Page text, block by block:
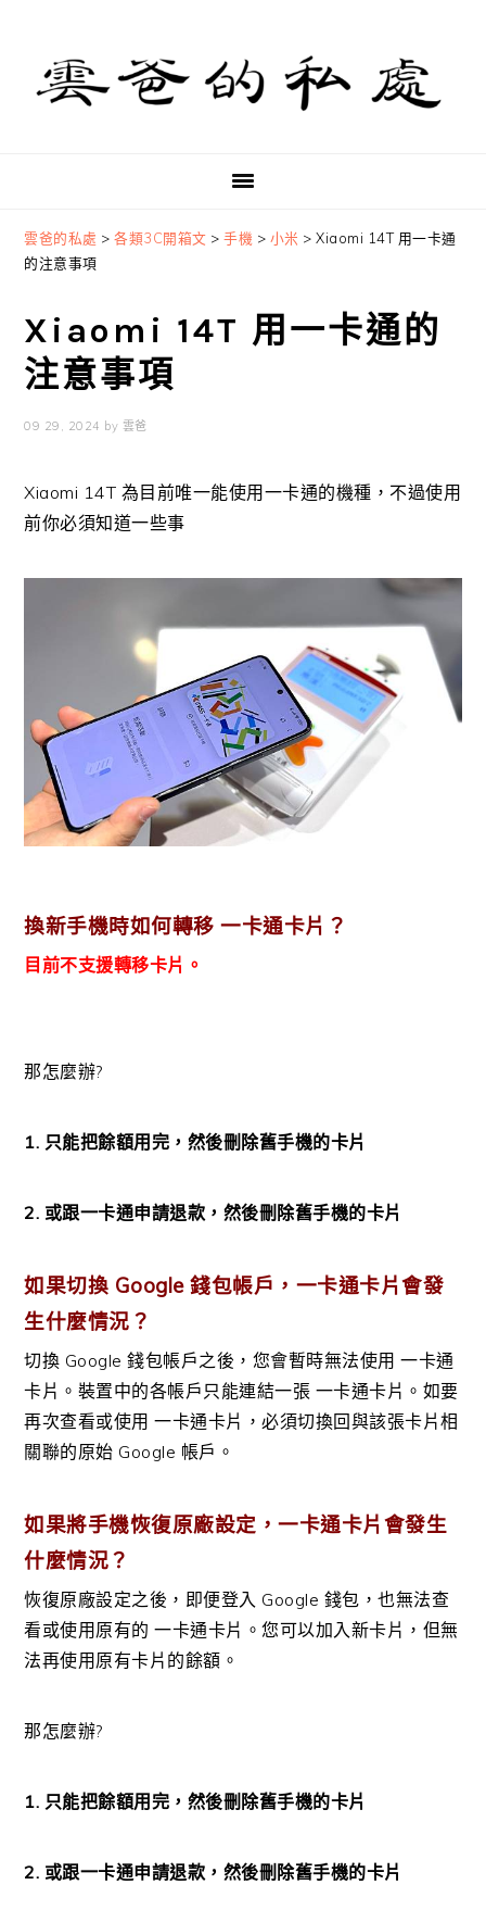
primary
navigation
content
primary
sidebar
雲爸的私處 >各類3C開箱文 >手機 > 小米 >Xiaomi 14T 用一卡通
的注意事項
Xiaomi 14T 用一卡通的
注意事項
09 29, 2024 by 雲爸
Xiaomi 14T 為目前唯一能使用一卡通的機種，不過使用
前你必須知道一些事
換新手機時如何轉移 一卡通卡片？
目前不支援轉移卡片。
那怎麼辦?
1. 只能把餘額用完，然後刪除舊手機的卡片
2. 或跟一卡通申請退款，然後刪除舊手機的卡片
如果切換 Google 錢包帳戶，一卡通卡片會發
生什麼情況？
切換 Google 錢包帳戶之後，您會暫時無法使用 一卡通
卡片。裝置中的各帳戶只能連結一張 一卡通卡片。如要
再次查看或使用 一卡通卡片，必須切換回與該張卡片相
關聯的原始 Google 帳戶。
如果將手機恢復原廠設定，一卡通卡片會發生
什麼情況？
恢復原廠設定之後，即便登入 Google 錢包，也無法查
看或使用原有的 一卡通卡片。您可以加入新卡片，但無
法再使用原有卡片的餘額。
那怎麼辦?
1. 只能把餘額用完，然後刪除舊手機的卡片
2. 或跟一卡通申請退款，然後刪除舊手機的卡片